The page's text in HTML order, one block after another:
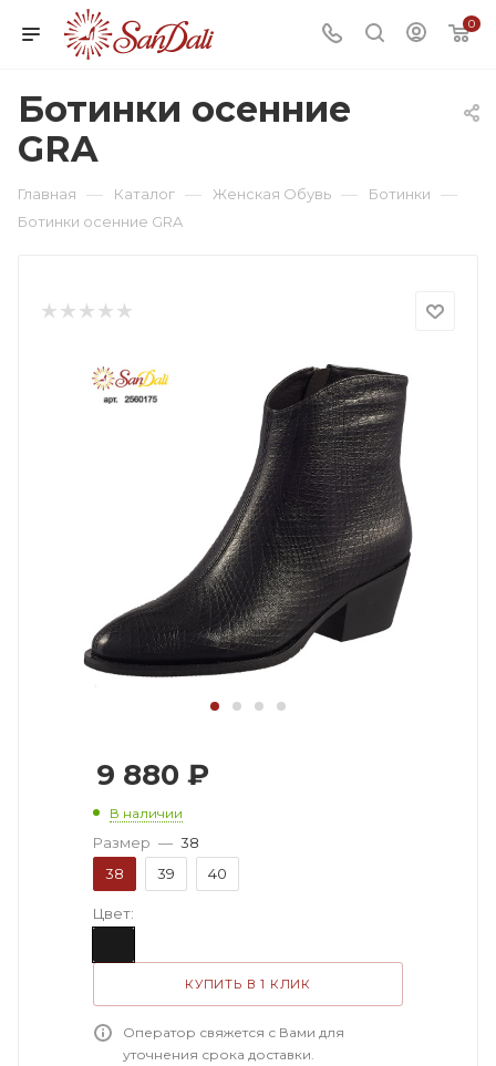
0
Ботинки осенние
GRA
Главная — Каталог — Женская Обувь — Ботинки —
Ботинки осенние GRA
9 880 ₽
В наличии
Размер — 38
38
39 40
Цвет:
КУПИТЬ В 1 КЛИК
Оператор свяжется с Вами для
уточнения срока доставки.